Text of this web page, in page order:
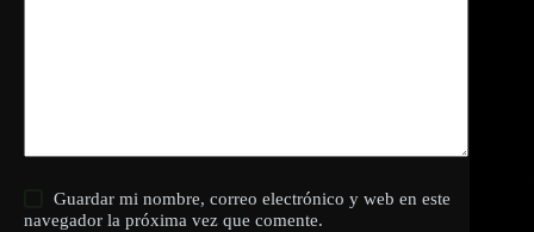
Guardar mi nombre, correo electrónico y web en este
navegador la próxima vez que comente.